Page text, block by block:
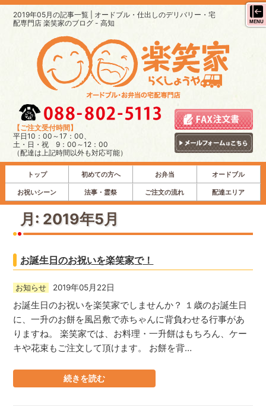
2019年05月の記事一覧 | オードブル・仕出しのデリバリー・宅
配専門店 楽笑家のブログ - 高知
【ご注文受付時間】
平日10：00～17：00、
土・日・祝 9：00～12：00
（配達は上記時間以外も対応可能）
MENU
トップ 初めての方へ お弁当 オードブル
お祝いシーン 法事・霊祭 ご注文の流れ 配達エリア
月: 2019年5月
お誕生日のお祝いを楽笑家で！
お知らせ 2019年05月22日
お誕生日のお祝いを楽笑家でしませんか？ １歳のお誕生日
に、一升のお餅を風呂敷で赤ちゃんに背負わせる行事があ
りますね。 楽笑家では、お料理・一升餅はもちろん、ケー
キや花束もご注文して頂けます。 お餅を背…
続きを読む